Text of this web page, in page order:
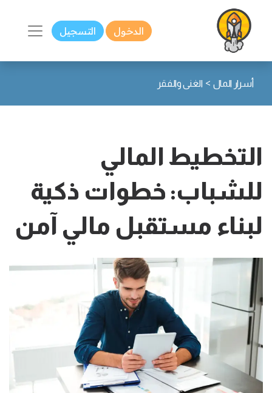
الدخول التسجيل
أسرار المال > الغنى والفقر
التخطيط المالي
للشباب: خطوات ذكية
لبناء مستقبل مالي آمن